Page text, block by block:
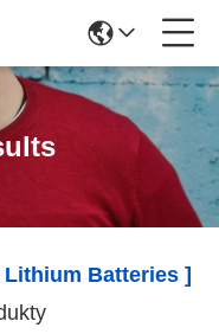
Batteries ]